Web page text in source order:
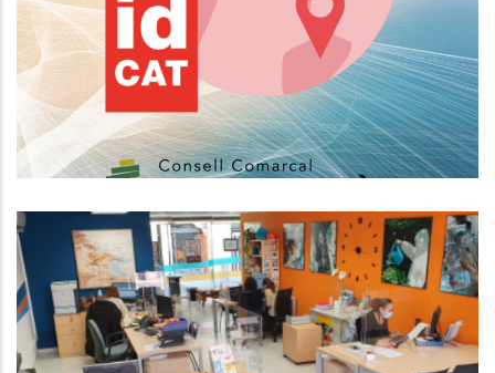
De Certificats Electrònics IdCAT
EL CONSELL COMARCAL DEL BAIX
PENEDÈS DÓNA SERVEI ALS
MUNICIPIS EN L’ÀMBIT DE